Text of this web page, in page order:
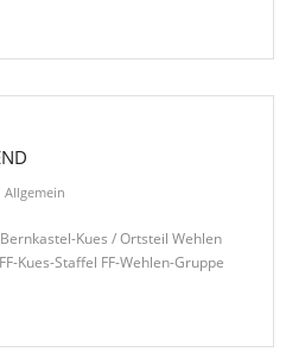
Allgemein
Bernkastel-Kues / Ortsteil Wehlen
Kues-Staffel FF-Wehlen-Gruppe